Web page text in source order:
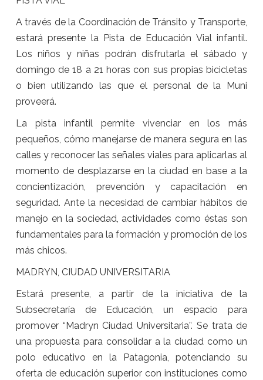
A través de la Coordinación de Tránsito y Transporte,
estará presente la Pista de Educación Vial infantil.
Los niños y niñas podrán disfrutarla el sábado y
domingo de 18 a 21 horas con sus propias bicicletas
o bien utilizando las que el personal de la Muni
proveerá.
La pista infantil permite vivenciar en los más
pequeños, cómo manejarse de manera segura en las
calles y reconocer las señales viales para aplicarlas al
momento de desplazarse en la ciudad en base a la
concientización, prevención y capacitación en
seguridad. Ante la necesidad de cambiar hábitos de
manejo en la sociedad, actividades como éstas son
fundamentales para la formación y promoción de los
más chicos.
MADRYN, CIUDAD UNIVERSITARIA
Estará presente, a partir de la iniciativa de la
Subsecretaría de Educación, un espacio para
promover “Madryn Ciudad Universitaria”. Se trata de
una propuesta para consolidar a la ciudad como un
polo educativo en la Patagonia, potenciando su
oferta de educación superior con instituciones como